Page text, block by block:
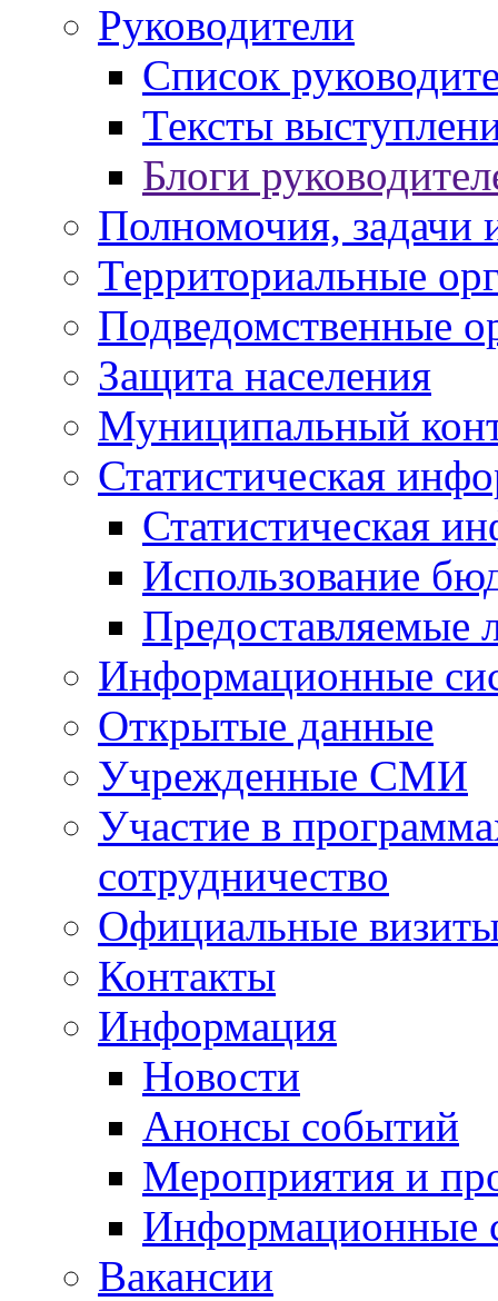
Руководители
Список
Тексты
Блоги
Полномочия, задачи
Территориальные
Подведомственные
Защита населения
Муниципальный
Статистическая
Статистическая
Использование
Предоставляемые
Информационные
Открытые данные
Учрежденные СМИ
Участие в
сотрудничество
Официальные
Контакты
Информация
Новости
Анонсы событий
Мероприятия и
Информационные
Вакансии